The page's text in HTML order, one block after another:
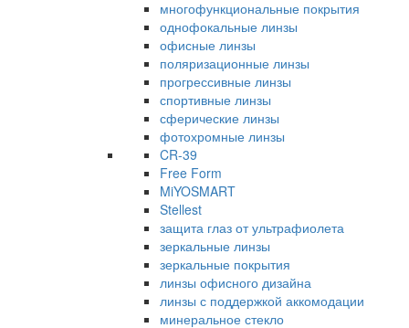
многофункциональные покрытия
однофокальные линзы
офисные линзы
поляризационные линзы
прогрессивные линзы
спортивные линзы
сферические линзы
фотохромные линзы
CR-39
Free Form
MiYOSMART
Stellest
защита глаз от ультрафиолета
зеркальные линзы
зеркальные покрытия
линзы офисного дизайна
линзы с поддержкой аккомодации
минеральное стекло